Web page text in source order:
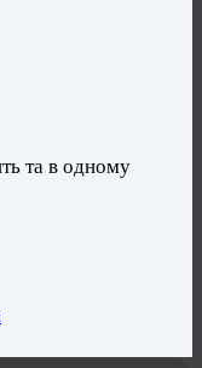
та в одному